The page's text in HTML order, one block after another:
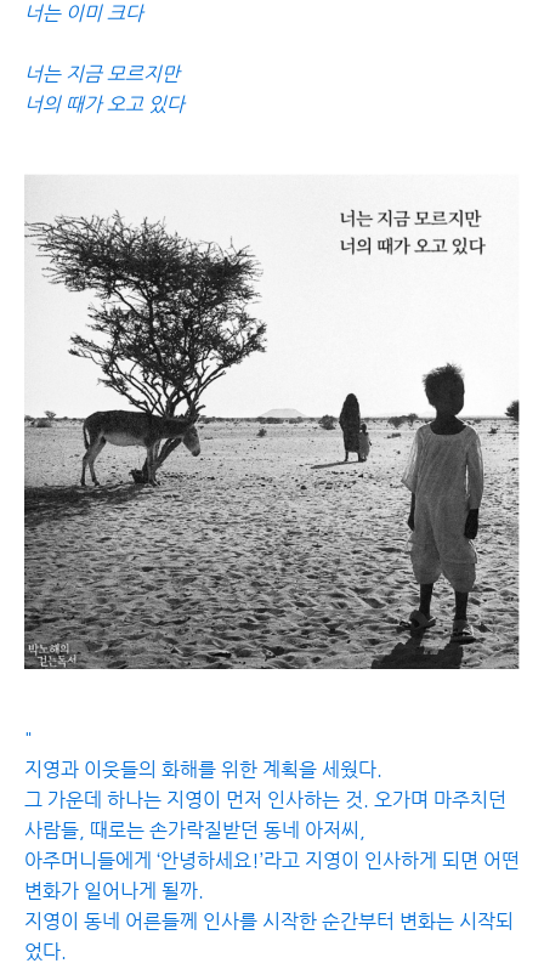
너는 이미 크다
너는 지금 모르지만
너의 때가 오고 있다
"
지영과 이웃들의 화해를 위한 계획을 세웠다.
그 가운데 하나는 지영이 먼저 인사하는 것. 오가며 마주치던
사람들, 때로는 손가락질받던 동네 아저씨,
아주머니들에게 ‘안녕하세요!’라고 지영이 인사하게 되면 어떤
변화가 일어나게 될까.
지영이 동네 어른들께 인사를 시작한 순간부터 변화는 시작되
었다.